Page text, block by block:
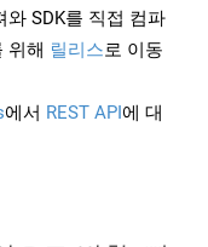
SDK를 직접 컴파
위해 릴리스로 이동
에서 REST API에 대